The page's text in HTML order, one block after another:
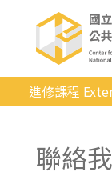
進修課程
聯絡